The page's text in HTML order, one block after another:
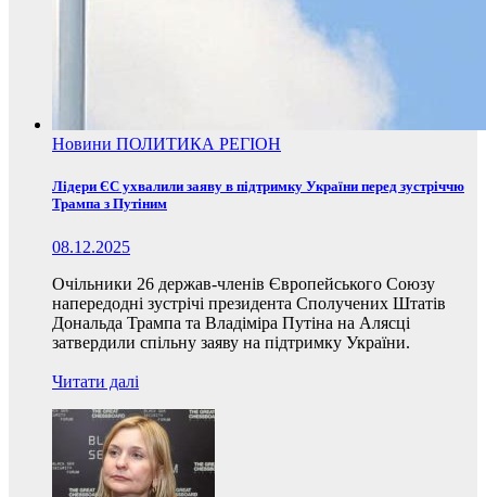
Новини ПОЛИТИКА РЕГІОН
Лідери ЄС ухвалили заяву в підтримку України перед зустріччю
Трампа з Путіним
08.12.2025
Очільники 26 держав-членів Європейського Союзу
напередодні зустрічі президента Сполучених Штатів
Дональда Трампа та Владіміра Путіна на Алясці
затвердили спільну заяву на підтримку України.
Читати далі